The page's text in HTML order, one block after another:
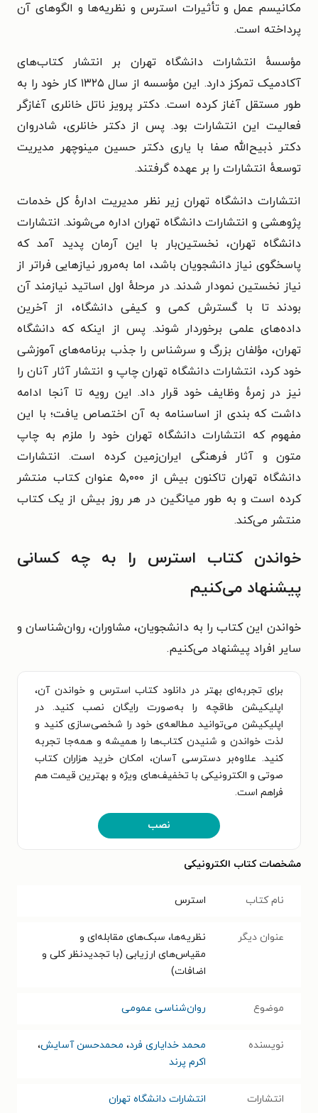
مکانیسم عمل و تأثیرات استرس و نظریه‌ها و الگوهای آن
پرداخته است.
مؤسسهٔ انتشارات دانشگاه تهران بر انتشار کتاب‌های
آکادمیک تمرکز دارد. این مؤسسه از سال ۱۳۲۵ کار خود را به
طور مستقل آغاز کرده است. دکتر پرویز ناتل خانلری آغازگر
فعالیت این انتشارات بود. پس از دکتر خانلری، شادروان
دکتر ذبیح‌الله صفا با یاری دکتر حسین مینوچهر مدیریت
توسعهٔ انتشارات را بر عهده گرفتند.
انتشارات دانشگاه تهران زیر نظر مدیریت ادارهٔ کل خدمات
پژوهشی و انتشارات دانشگاه تهران اداره می‌شوند. انتشارات
دانشگاه تهران، نخستین‌بار با این آرمان پدید آمد که
پاسخگوی نیاز دانشجویان باشد، اما به‌مرور نیازهایی فراتر از
نیاز نخستین نمودار شدند. در مرحلهٔ اول اساتید نیازمند آن
بودند تا با گسترش کمی و کیفی دانشگاه، از آخرین
داده‌های علمی برخوردار شوند. پس از اینکه که دانشگاه
تهران، مؤلفان بزرگ و سرشناس را جذب برنامه‌های آموزشی
خود کرد، انتشارات دانشگاه تهران چاپ و انتشار آثار آنان را
نیز در زمرهٔ وظایف خود قرار داد. این رویه تا آنجا ادامه
داشت که بندی از اساسنامه به آن اختصاص یافت؛ با این
مفهوم که انتشارات دانشگاه تهران خود را ملزم به چاپ
متون و آثار فرهنگی ایران‌زمین کرده است. انتشارات
دانشگاه تهران تاکنون بیش از ۵٬۰۰۰ عنوان کتاب منتشر
کرده است و به طور میانگین در هر روز بیش از یک کتاب
منتشر می‌کند.
خواندن کتاب استرس را به چه کسانی
پیشنهاد می‌کنیم
خواندن این کتاب را به دانشجویان، مشاوران، روان‌شناسان و
سایر افراد پیشنهاد می‌کنیم.
برای تجربه‌ای بهتر در دانلود کتاب استرس و خواندن آن،
اپلیکیشن طاقچه را به‌صورت رایگان نصب کنید. در
اپلیکیشن می‌توانید مطالعه‌ی خود را شخصی‌سازی کنید و
لذت خواندن و شنیدن کتاب‌ها را همیشه و همه‌جا تجربه
کنید. علاوه‌بر دسترسی آسان، امکان خرید هزاران کتاب
صوتی و الکترونیکی با تخفیف‌های ویژه و بهترین قیمت هم
فراهم است.
نصب
مشخصات کتاب الکترونیکی
نام کتاب استرس
عنوان دیگر
نظریه‌ها، سبک‌های مقابله‌ای و
مقیاس‌های ارزیابی (با تجدیدنظر کلی و
اضافات)
موضوع روان‌شناسی عمومی
نویسنده محمد خدایاری فرد، محمدحسن آسایش،
اکرم پرند
انتشارات انتشارات دانشگاه تهران